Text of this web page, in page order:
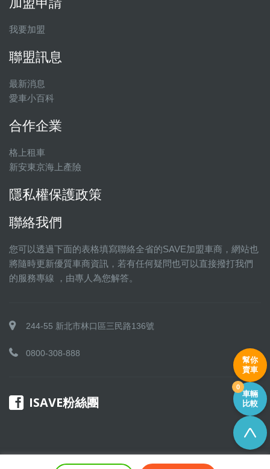
我要加盟
聯盟訊息
最新消息
愛車小百科
合作企業
格上租車
新安東京海上產險
隱私權保護政策
聯絡我們
您可以透過下面的表格填寫聯絡全省的SAVE加盟車商，網站也
將隨時更新優質車商資訊，若有任何疑問也可以直接撥打我們
的服務專線 ，由專人為您解答。
244-55 新北市林口區三民路136號
0800-308-888
ISAVE粉絲團
幫你
賣車
車輛
比較
0